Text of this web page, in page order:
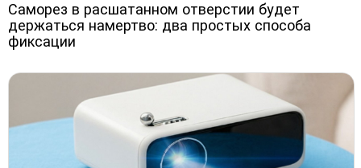
Саморез в расшатанном отверстии будет
держаться намертво: два простых способа
фиксации